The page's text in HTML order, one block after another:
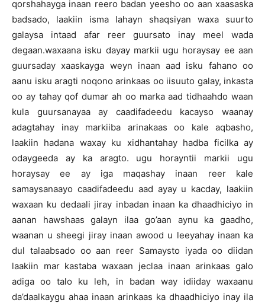
qorshahayga inaan reero badan yeesho oo aan xaasaska
badsado, laakiin isma lahayn shaqsiyan waxa suurto
galaysa intaad afar reer guursato inay meel wada
degaan.waxaana isku dayay markii ugu horaysay ee aan
guursaday xaaskayga weyn inaan aad isku fahano oo
aanu isku aragti noqono arinkaas oo iisuuto galay, inkasta
oo ay tahay qof dumar ah oo marka aad tidhaahdo waan
kula guursanayaa ay caadifadeedu kacayso waanay
adagtahay inay markiiba arinakaas oo kale aqbasho,
laakiin hadana waxay ku xidhantahay hadba ficilka ay
odaygeeda ay ka aragto. ugu horayntii markii ugu
horaysay ee ay iga maqashay inaan reer kale
samaysanaayo caadifadeedu aad ayay u kacday, laakiin
waxaan ku dedaali jiray inbadan inaan ka dhaadhiciyo in
aanan hawshaas galayn ilaa go’aan aynu ka gaadho,
waanan u sheegi jiray inaan awood u leeyahay inaan ka
dul talaabsado oo aan reer Samaysto iyada oo diidan
laakiin mar kastaba waxaan jeclaa inaan arinkaas galo
adiga oo talo ku leh, in badan way idiiday waxaanu
da’daalkaygu ahaa inaan arinkaas ka dhaadhiciyo inay ila